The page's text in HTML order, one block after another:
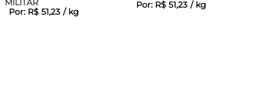
MILITAR
Por: R$ 51,23 / kg
Por: R$ 51,23 / kg